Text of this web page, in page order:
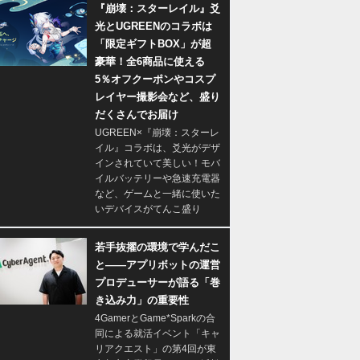
『崩壊：スターレイル』爻
光とUGREENのコラボは
「限定ギフトBOX」が超
豪華！全6商品に使える
5％オフクーポンやコスプ
レイヤー撮影会など、盛り
だくさんでお届け
UGREEN×『崩壊：スターレ
イル』コラボは、爻光がデザ
インされていて美しい！モバ
イルバッテリーや急速充電器
など、ゲームと一緒に使いた
いデバイスがてんこ盛り
若手抜擢の環境で学んだこ
と――アプリボットの運営
プロデューサーが語る「巻
き込み力」の重要性
4GamerとGame*Sparkの合
同による就活イベント「キャ
リアクエスト」の第4回が東